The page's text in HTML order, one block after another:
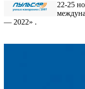
22-25
— 2022» .